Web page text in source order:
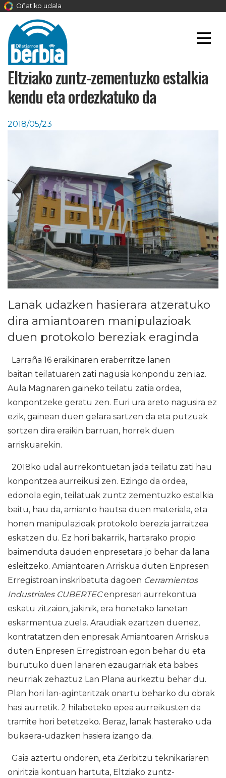
Oñatiko udala
Eltziako zuntz-zementuzko estalkia
kendu eta ordezkatuko da
2018/05/23
Lanak udazken hasierara atzeratuko
dira amiantoaren manipulazioak
duen protokolo bereziak eraginda
Larraña 16 eraikinaren eraberritze lanen
baitan teilatuaren zati nagusia konpondu zen iaz.
Aula Magnaren gaineko teilatu zatia ordea,
konpontzeke geratu zen. Euri ura areto nagusira ez
ezik, gainean duen gelara sartzen da eta putzuak
sortzen dira eraikin barruan, horrek duen
arriskuarekin.
2018ko udal aurrekontuetan jada teilatu zati hau
konpontzea aurreikusi zen. Ezingo da ordea,
edonola egin, teilatuak zuntz zementuzko estalkia
baitu, hau da, amianto hautsa duen materiala, eta
honen manipulazioak protokolo berezia jarraitzea
eskatzen du. Ez hori bakarrik, hartarako propio
baimenduta dauden enpresetara jo behar da lana
esleitzeko. Amiantoaren Arriskua duten Enpresen
Erregistroan inskribatuta dagoen Cerramientos
Industriales CUBERTECenpresari aurrekontua
eskatu zitzaion, jakinik, era honetako lanetan
eskarmentua zuela. Araudiak ezartzen duenez,
kontratatzen den enpresak Amiantoaren Arriskua
duten Enpresen Erregistroan egon behar du eta
burutuko duen lanaren ezaugarriak eta babes
neurriak zehaztuz Lan Plana aurkeztu behar du.
Plan hori lan-agintaritzak onartu beharko du obrak
hasi aurretik. 2 hilabeteko epea aurreikusten da
tramite hori betetzeko. Beraz, lanak hasterako uda
bukaera-udazken hasiera izango da.
Gaia aztertu ondoren, eta Zerbitzu teknikariaren
oniritzia kontuan hartuta, Eltziako zuntz-